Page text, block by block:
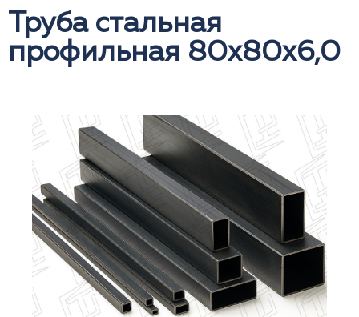
Труба стальная
профильная 80x80x6,0